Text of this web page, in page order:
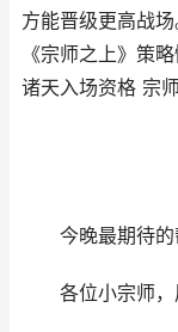
方能晋级更高战
《宗师之上》策
诸天入场资格 宗
今晚最期待的
各位小宗师，